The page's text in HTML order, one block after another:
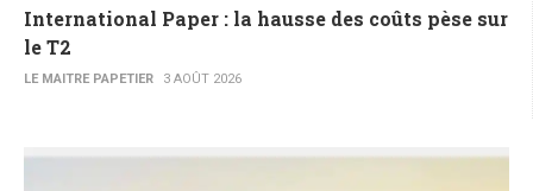
International Paper : la hausse des coûts pèse sur
le T2
LE MAITRE PAPETIER 3 AOÛT 2026